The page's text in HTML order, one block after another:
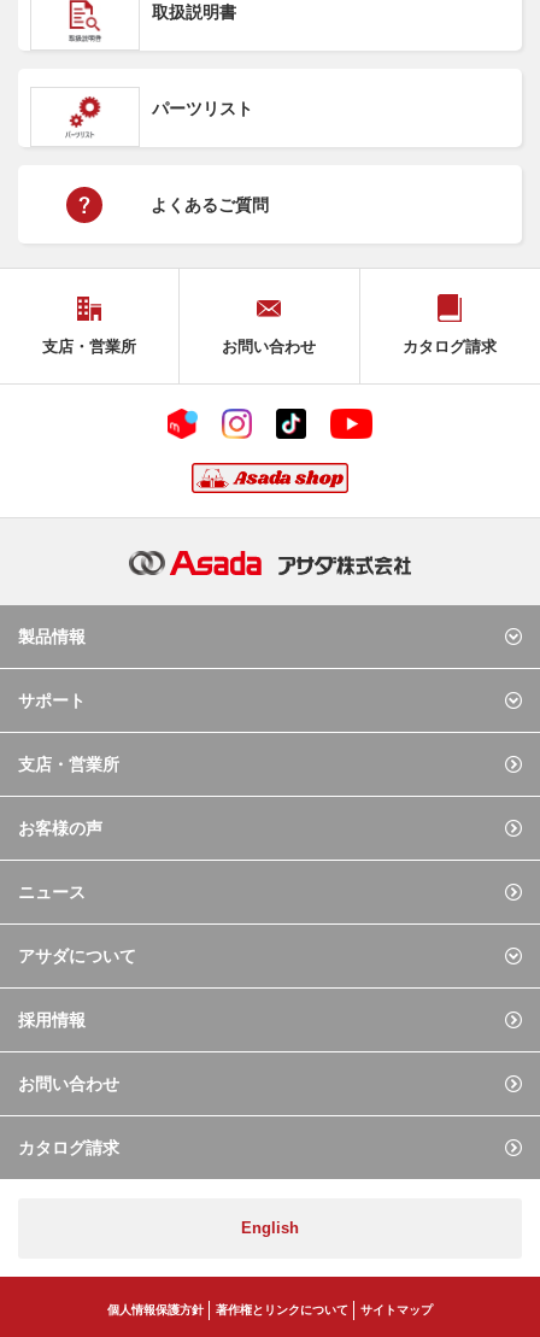
取扱説明書
パーツリスト
よくあるご質問
支店・営業所 お問い合わせ カタログ請求
製品情報
サポート
支店・営業所
お客様の声
ニュース
アサダについて
採用情報
お問い合わせ
カタログ請求
English
個人情報保護方針 著作権とリンクについて サイトマップ